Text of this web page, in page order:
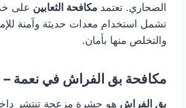
الصحاري. تعتمد مكافحة الثعابين على
تشمل استخدام معدات حديثة وآمنة
والتخلص منها بأمان.
مكافحة بق الفراش في نعمة –
بق الفراش هو حشرة مزعجة تنتشر